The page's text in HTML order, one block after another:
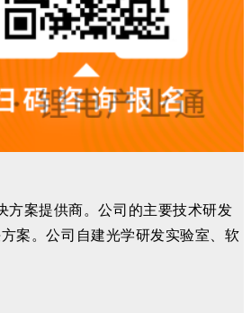
方案提供商。公司的主要技术研发
案。公司自建光学研发实验室、软